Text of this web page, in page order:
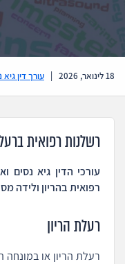
18 לינואר, 2026 עורך דין
רשלנות רפואית
עורכי הדין גיא נסים
רפואית בהריון ולידה
רעלת הריון